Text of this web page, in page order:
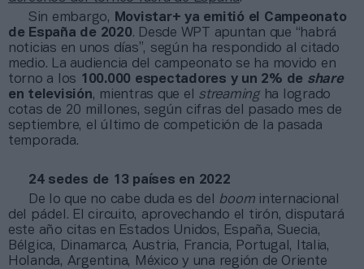
Sin embargo,
Movistar+ ya emitió el Campeonato
de España de 2020. Desde WPT apuntan que “habrá
noticias en unos días”, según ha respondido al citado
medio. La audiencia del campeonato se ha movido en
torno a los 100.000 espectadores y un 2% de share
en televisión, mientras que el streamingha logrado
cotas de 20 millones, según cifras del pasado mes de
septiembre, el último de competición de la pasada
temporada.
24 sedes de 13 países en 2022
De lo que no cabe duda es del
boominternacional
del pádel. El circuito, aprovechando el tirón, disputará
este año citas en Estados Unidos, España, Suecia,
Bélgica, Dinamarca, Austria, Francia, Portugal, Italia,
Holanda, Argentina, México y una región de Oriente